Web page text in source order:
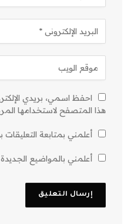
احفظ اسمي، بريدي
هذا المتصفح لاستخدامها
أعلمني بمتابعة التعليقات
أعلمني بالمواضيع الجديدة